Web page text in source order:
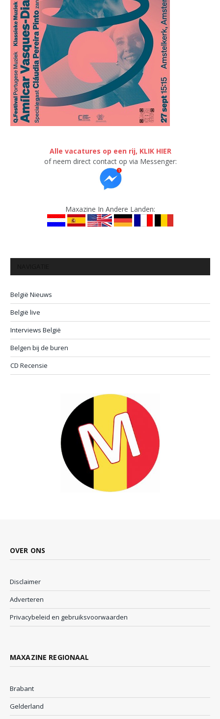
Alle vacatures op een rij, KLIK HIER
of neem direct contact op via Messenger:
Maxazine In Andere Landen:
België Nieuws
België live
Interviews België
Belgen bij de buren
CD Recensie
OVER ONS
Disclaimer
Adverteren
Privacybeleid en gebruiksvoorwaarden
MAXAZINE REGIONAAL
Brabant
Gelderland